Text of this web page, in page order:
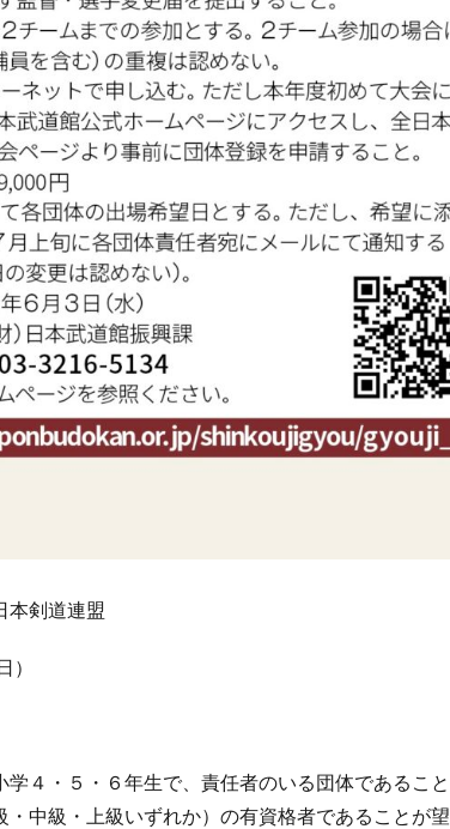
本剣道連盟
４・５・６年生で、責任者のいる団体であるこ
中級・上級いずれか）の有資格者であることが望